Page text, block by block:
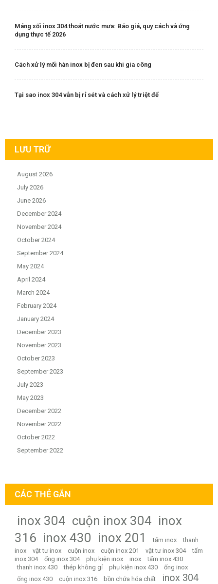
Máng xối inox 304 thoát nước mưa: Báo giá, quy cách và ứng
dụng thực tế 2026
Cách xử lý mối hàn inox bị đen sau khi gia công
Tại sao inox 304 vẫn bị rỉ sét và cách xử lý triệt để
LƯU TRỮ
August 2026
July 2026
June 2026
December 2024
November 2024
October 2024
September 2024
May 2024
April 2024
March 2024
February 2024
January 2024
December 2023
November 2023
October 2023
September 2023
July 2023
May 2023
December 2022
November 2022
October 2022
September 2022
CÁC THẺ GẮN
inox 304 cuộn inox 304 inox
316 inox 430 inox 201 tấm inox
thanh
inox
vật tư inox cuộn inox cuộn inox 201 vật tư inox 304
tấm
inox 304
ống inox 304 phụ kiện inox inox
tấm inox 430
thanh inox 430
thép không gỉ phụ kiện inox 430
ống inox
ống inox 430
cuộn inox 316 bồn chứa hóa chất
inox 304